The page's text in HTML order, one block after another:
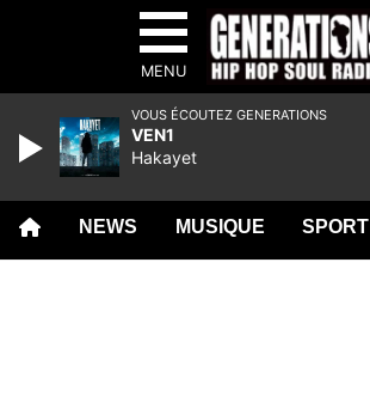
MENU
NEWS MUSIQUE SPORT
VOUS ÉCOUTEZ GENERATIONS
VEN1
Hakayet